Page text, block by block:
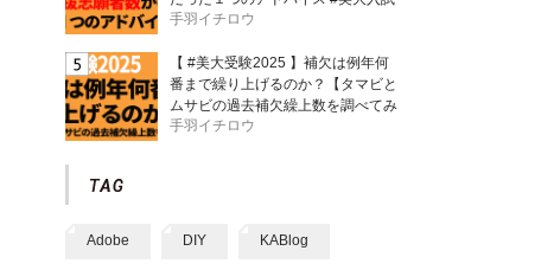
手羽イチロウ
【 #美大受験2025 】補欠は例年何
番まで繰り上げるのか？【タマビと
ムサビの過去補欠繰上数を調べてみ
た】
手羽イチロウ
Adobe DIY KABlog